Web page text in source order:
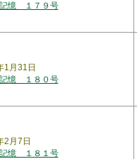
憶 １７９号
1月31日
憶 １８０号
2月7日
憶 １８１号